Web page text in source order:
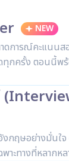
NEW
การณ์คะแนนสอ
กครั้ง ตอนนี้พ
ฤษอย่างมั่นใจ
าะทางที่หลากหล